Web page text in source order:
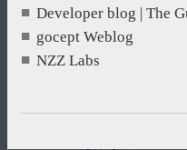
Developer blog | The
gocept Weblog
NZZ Labs